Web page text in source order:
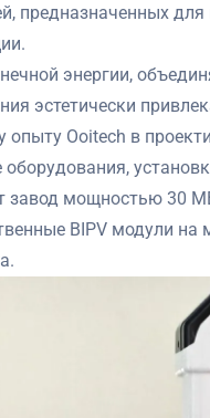
предназначенных для
энергии,
эстетически
Ooitech в
завод мощностью 30
BIPV модули на